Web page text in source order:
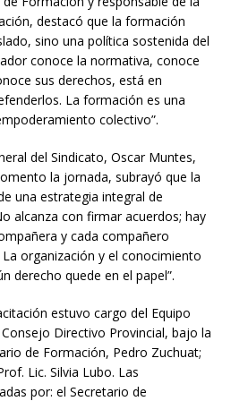
destacó que la formación
sino una política sostenida del
conoce la normativa, conoce
sus derechos, está en
La formación es una
colectivo”.
del Sindicato, Oscar Muntes,
la jornada, subrayó que la
una estrategia integral de
alcanza con firmar acuerdos; hay
y cada compañero
organización y el conocimiento
derecho quede en el papel”.
estuvo cargo del Equipo
Directivo Provincial, bajo la
de Formación, Pedro Zuchuat;
Lic. Silvia Lubo. Las
por: el Secretario de